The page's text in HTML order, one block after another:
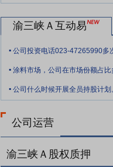
地区领先的质检中心。截至
要点9：资质体系完备
公司
理能力。水性内墙涂料通过
峡油漆形成“生产－管理－
要点10： 拟出售北陆药业不
现持有北陆药业无限售流通
药业650,000股股票,交易均
业44,350,000股股票,占北
渝三峡Ａ互动易
.
.
. 公司什么时候开展全员持股计划
公司运营
渝三峡Ａ股权质押